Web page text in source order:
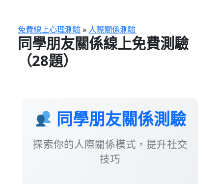
免費線上心理測驗» 人際關係測驗
同學朋友關係線上免費測驗
（28題）
同學朋友關係測驗
探索你的人際關係模式，提升社交
技巧